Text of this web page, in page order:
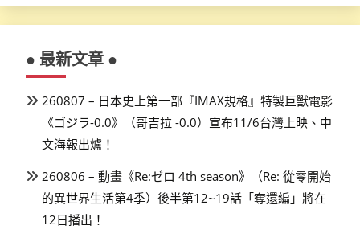
● 最新文章 ●
260807 – 日本史上第一部『IMAX規格』特製巨獸電影
《ゴジラ-0.0》（哥吉拉 -0.0）宣布11/6台灣上映、中
文海報出爐！
260806 – 動畫《Re:ゼロ 4th season》（Re: 從零開始
的異世界生活第4季）後半第12~19話「奪還編」將在
12日播出！